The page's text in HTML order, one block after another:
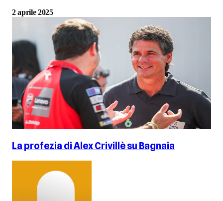
2 aprile 2025
La profezia di Alex Crivillè su Bagnaia